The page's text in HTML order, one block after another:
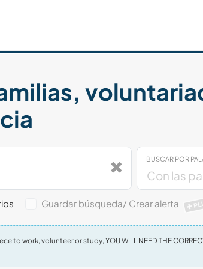
BUSCAR POR
Guardar búsqueda/ Crear alerta
to work, volunteer or study, YOU WILL NEED THE